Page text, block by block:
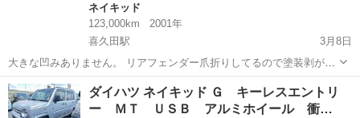
ネイキッド
123,000km
2001年
喜久田駅
3月8日
大きな凹みありません。 リアフェンダー爪折りしてるので塗装剥がれ
少しあります。 タイヤは、トーヨーのオープンカントリー付けます。
ケンウッドナビ付きBluetooth使えます。 車検７月に通したばかりで
す。 エアコンコンプレ...
福島 郡山市 喜久田駅 ネイキッド Bluetooth
ダイハツ ネイキッド Ｇ キーレスエントリ
ー ＭＴ ＵＳＢ アルミホイール 衝…